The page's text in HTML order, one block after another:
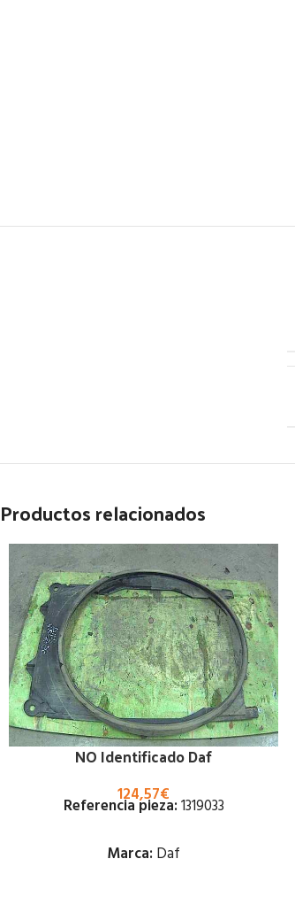
Productos relacionados
NO Identificado Daf
124,57€
Referencia pieza:1319033
Marca: Daf